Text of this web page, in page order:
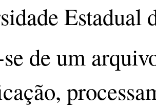
Estadual
de um